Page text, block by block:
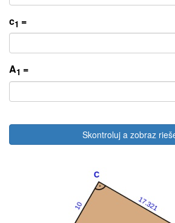
c1 =
A1 =
Skontroluj a zobraz